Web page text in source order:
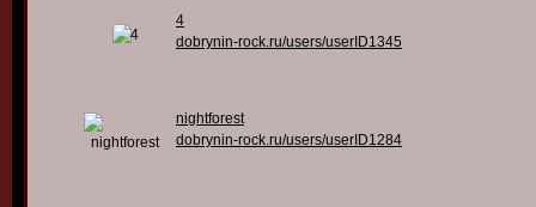
4
dobrynin-rock.ru/users/userID1345
nightforest
dobrynin-rock.ru/users/userID1284